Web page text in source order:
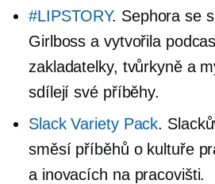
#LIPSTORY. Sephora se
Girlboss a vytvořila
zakladatelky, tvůrkyně a
sdílejí své příběhy.
Slack Variety Pack.
směsí příběhů o kultuře
a inovacích na pracovišti.